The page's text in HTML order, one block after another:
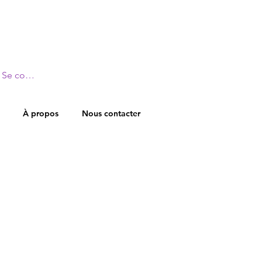
Se connecter
À propos Nous contacter